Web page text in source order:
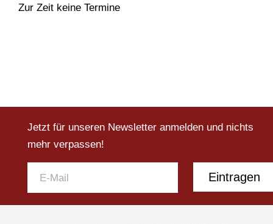
Zur Zeit keine Termine
Jetzt für unseren Newsletter anmelden und nichts
mehr verpassen!
Eintragen